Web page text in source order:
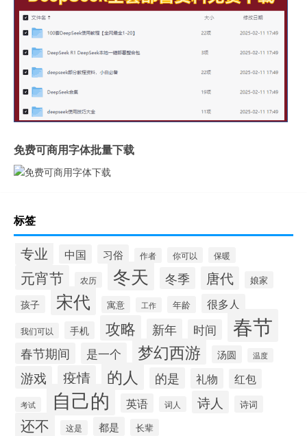
免费可商用字体批量下载
标签
专业 中国 习俗 作者 你可以 保暖
元宵节 农历 冬天 冬季 唐代 娘家
孩子 宋代 寓意 工作 年龄 很多人
我们可以 手机 攻略 新年 时间 春节
春节期间 是一个 梦幻西游 汤圆 温度
游戏 疫情 的人 的是 礼物 红包
考试 自己的 英语 词人 诗人 诗词
还不 这是 都是 长辈